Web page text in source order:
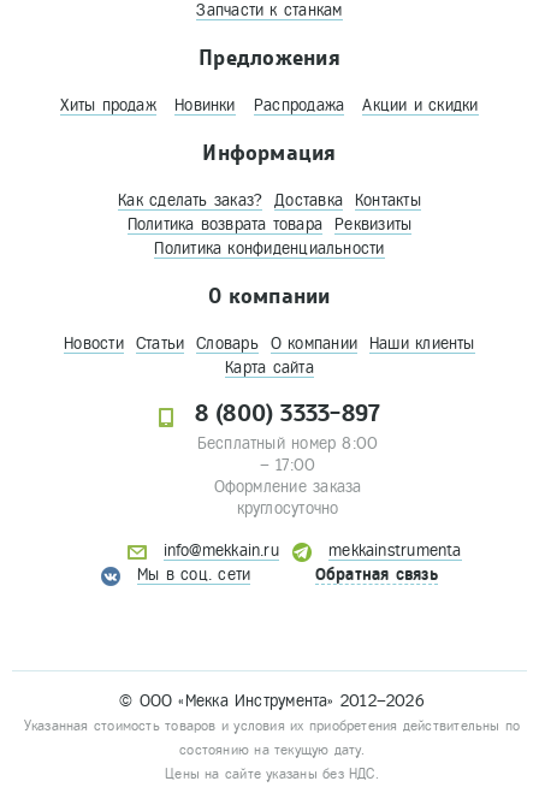
Запчасти к станкам
Предложения
Хиты продаж Новинки Распродажа Акции и скидки
Информация
Как сделать заказ? Доставка
Контакты
Политика возврата товара
Реквизиты
Политика конфиденциальности
О компании
Новости Статьи Словарь О компании
Наши клиенты
Карта сайта
8 (800) 3333-897
Бесплатный номер 8:00
– 17:00
Оформление заказа
круглосуточно
info@mekkain.ru
mekkainstrumenta
Мы в соц. сети
Обратная связь
© ООО «Мекка Инструмента» 2012–2026
Указанная стоимость товаров и условия их приобретения действительны по
состоянию на текущую дату.
Цены на сайте указаны без НДС.